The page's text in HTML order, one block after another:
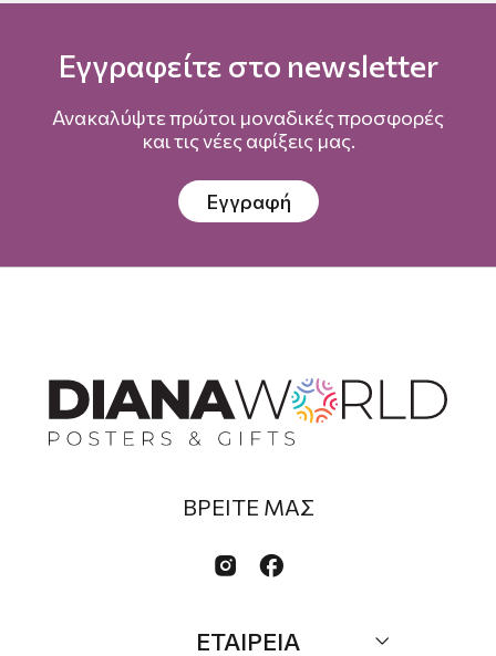
Εγγραφείτε στο newsletter
Ανακαλύψτε πρώτοι μοναδικές προσφορές
και τις νέες αφίξεις μας.
Εγγραφή
ΒΡΕΙΤΕ ΜΑΣ
 
ΕΤΑΙΡΕΙΑ